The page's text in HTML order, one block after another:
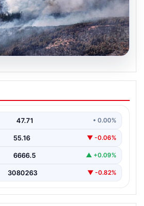
ilişkin soruşturma.
“ Adalet Bakanı Akın…
47.71 • 0.00%
55.16 ▼ -0.06%
6666.5 ▲ +0.09%
3080263 ▼ -0.82%